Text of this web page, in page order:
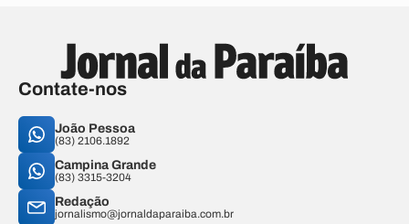
Contate-nos
João Pessoa
(83) 2106.1892
Campina Grande
(83) 3315-3204
Redação
jornalismo@jornaldaparaiba.com.br